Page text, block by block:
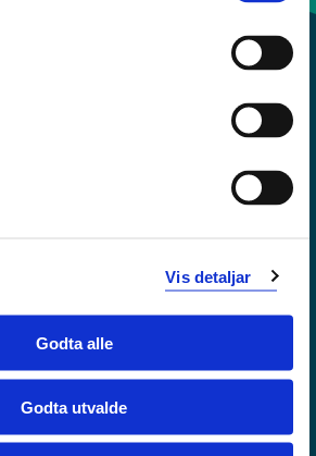
Vis detaljar
Godta alle
Godta utvalde